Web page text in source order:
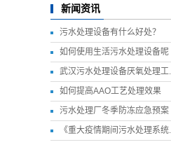
新闻资讯
污水处理设备有什么好处？
如何使用生活污水处理设备呢
武汉污水处理设备厌氧处理工...
如何提高AAO工艺处理效果
污水处理厂冬季防冻应急预案
《重大疫情期间污水处理系统...